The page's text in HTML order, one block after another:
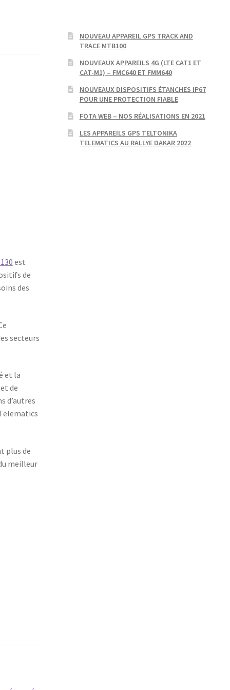
est
de
des
secteurs
et la
de
d’autres
plus de
meilleur
NOUVEAU APPAREIL GPS TRACK AND
TRACE MTB100
NOUVEAUX APPAREILS 4G (LTE CAT1 ET
CAT-M1) – FMC640 ET FMM640
NOUVEAUX DISPOSITIFS ÉTANCHES IP67
POUR UNE PROTECTION FIABLE
FOTA WEB – NOS RÉALISATIONS EN 2021
LES APPAREILS GPS TELTONIKA
TELEMATICS AU RALLYE DAKAR 2022